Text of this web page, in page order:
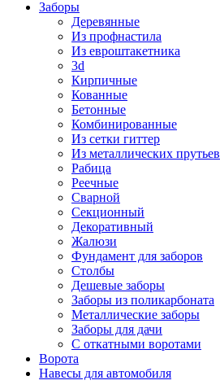
Заборы
Деревянные
Из профнастила
Из евроштакетника
3d
Кирпичные
Кованные
Бетонные
Комбинированные
Из сетки гиттер
Из металлических прутьев
Рабица
Реечные
Сварной
Секционный
Декоративный
Жалюзи
Фундамент для заборов
Столбы
Дешевые заборы
Заборы из поликарбоната
Металлические заборы
Заборы для дачи
С откатными воротами
Ворота
Навесы для автомобиля